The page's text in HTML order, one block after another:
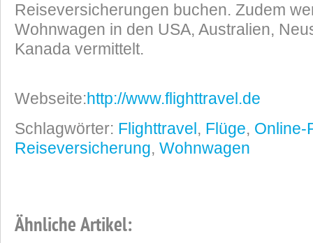
Reiseversicherungen buchen. Zudem
Wohnwagen in den USA, Australien,
Kanada vermittelt.
Webseite:http://www.flighttravel.de
Schlagwörter: Flighttravel, Flüge, Online-
Reiseversicherung, Wohnwagen
Ähnliche Artikel: